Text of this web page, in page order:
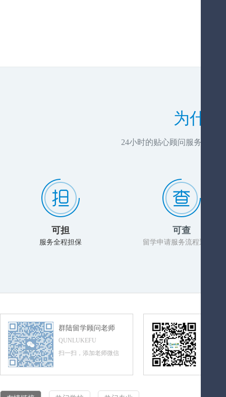
为什
24小时的贴心顾问服务，推
可担
服务全程担保
可查
留学申请服务流程透明化
群陆留学顾问老师
QUNLUKEFU
扫一扫，添加老师微信